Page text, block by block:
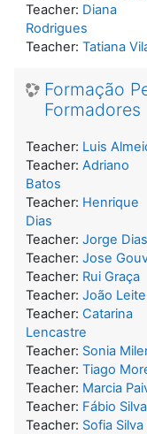
Teacher: Diana
Rodrigues
Teacher: Tatiana
Formação
Formadores
Teacher: Luis
Teacher: Adriano
Batos
Teacher: Henrique
Dias
Teacher: Jorge Dias
Teacher: Jose
Teacher: Rui Graça
Teacher: João Leite
Teacher: Catarina
Lencastre
Teacher: Sonia
Teacher: Tiago
Teacher: Marcia
Teacher: Fábio Silva
Teacher: Sofia Silva